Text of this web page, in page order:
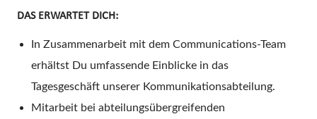
DAS ERWARTET DICH:
In Zusammenarbeit mit dem Communications-Team
erhältst Du umfassende Einblicke in das
Tagesgeschäft unserer Kommunikationsabteilung.
Mitarbeit bei abteilungsübergreifenden